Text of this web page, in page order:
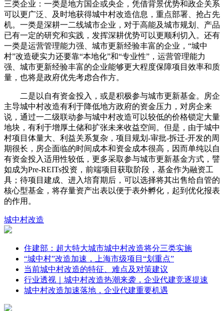
三类企业：一类是地方国企或央企，凭借背景优势和政企关系
可以更广泛、及时地获得城中村改造信息，重点部署、抢占先
机。一类是深耕一二线城市企业，对于高能及城市规划、产品
已有一定的研究和实践，发挥深耕优势可以更顺利切入。还有
一类是运营管理能力强、城市更新经验丰富的企业，“城中
村”改造硬实力还要靠“本地化”和“专业性”，运营管理能力
强、城市更新经验丰富的企业能够更大程度保障项目效率和质
量，也将是政府优先考虑合作方。
二是以自有资金投入，或是积极参与城市更新基金。房企
主导城中村改造有利于降低地方政府的资金压力，对房企来
说，通过一二级联动参与城中村改造可以较低的价格锁定大量
地块，有利于增厚土储和扩张未来收益空间。但是，由于城中
村项目体量大、利益关系复杂，项目规划-审批-拆迁-开发的周
期很长，房企面临的时间成本和资金成本很高，因而单纯以自
有资金投入适用性较低，更多采取参与城市更新基金方式，譬
如成为Pre-REITs投资，前端项目获取阶段，基金作为融资工
具；待项目建成、进入培育期后，可以选择将其出售给自管的
核心型基金，将存量资产出表以便于表外孵化，起到优化报表
的作用。
城中村改造
住建部：超大特大城市城中村改造将分三类实施
“城中村”改造加速，上海市级项目“划重点”
当前城中村改造的特征、难点及对策建议
行业透视｜城中村改造热潮来袭，企业代建竞逐提速
城中村改造加速落地，企业代建重要机遇